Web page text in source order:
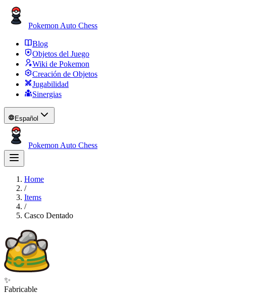
Pokemon Auto Chess
Blog
Objetos del Juego
Wiki de Pokemon
Creación de Objetos
Jugabilidad
Sinergias
Español
Pokemon Auto Chess
Home
/
Items
/
Casco Dentado
✨
Fabricable